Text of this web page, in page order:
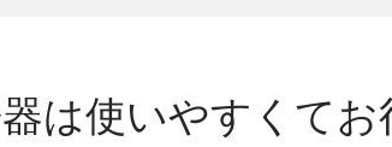
は使いやすくてお